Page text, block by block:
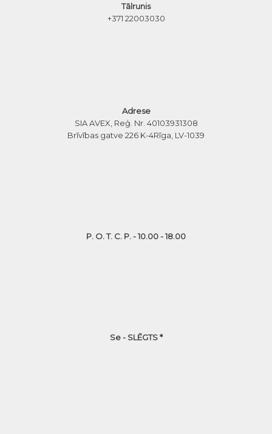
Tālrunis
+371 22003030
Adrese
SIA AVEX, Reģ. Nr. 40103931308
Brīvības gatve 226 K-4Rīga, LV-1039
P. O. T. C. P. - 10.00 - 18.00
Se - SLĒGTS *